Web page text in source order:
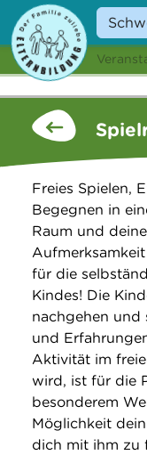
Angebote
Veranstaltungen
Service
Über uns
Suche
Freies Spielen,
Begegnen in
Raum und
für die
Kindes! Die
nachgehen und
und
Aktivität im
wird, ist für die
besonderem
Möglichkeit
dich mit ihm zu